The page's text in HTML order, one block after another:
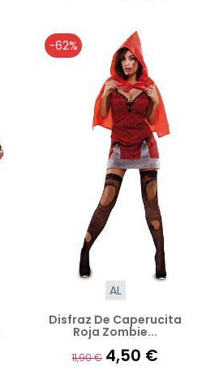
-62%
AL
Disfraz De Caperucita
Roja Zombie...
11,90 € 4,50 €